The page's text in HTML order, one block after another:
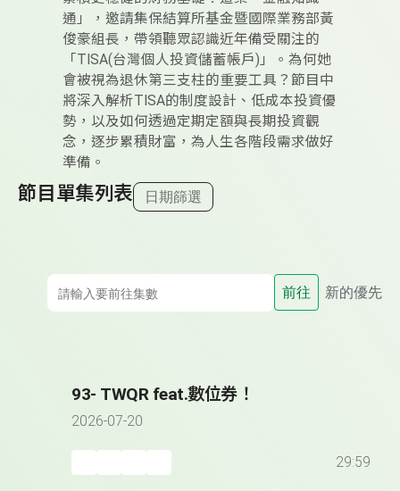
通」，邀請集保結算所基金暨國際業務部黃
俊豪組長，帶領聽眾認識近年備受關注的
「TISA(台灣個人投資儲蓄帳戶)」。為何她
會被視為退休第三支柱的重要工具？節目中
將深入解析TISA的制度設計、低成本投資優
勢，以及如何透過定期定額與長期投資觀
念，逐步累積財富，為人生各階段需求做好
準備。
節目單集列表 日期篩選
前往 新的優先
93- TWQR feat.數位券！
2026-07-20
29:59